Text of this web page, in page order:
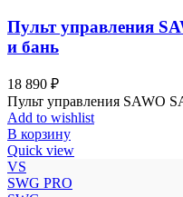
Пульт управления
и бань
18 890 ₽
Пульт управления SAWO
Add to wishlist
В корзину
Quick view
VS
SWG PRO